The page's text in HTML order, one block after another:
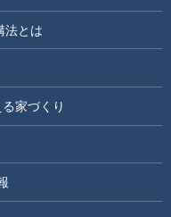
法とは
家づくり